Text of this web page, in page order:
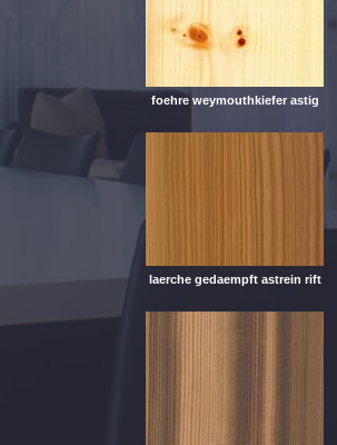
foehre weymouthkiefer astig
laerche gedaempft astrein rift